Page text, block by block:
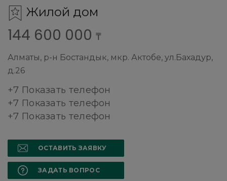
Жилой дом
144 600 000 ₸
Алматы, р-н Бостандык, мкр. Актобе, ул.Бахадур,
д.26
+7 Показать телефон
+7 Показать телефон
+7 Показать телефон
ОСТАВИТЬ ЗАЯВКУ
ЗАДАТЬ ВОПРОС